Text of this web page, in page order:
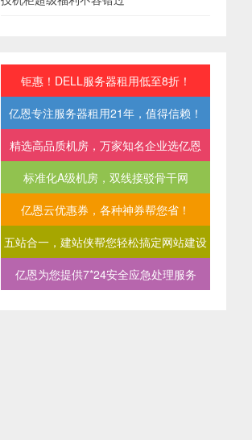
钜惠！DELL服务器租用低至8折！
亿恩专注服务器租用21年，值得信赖！
精选高品质机房，万家知名企业选亿恩
标准化A级机房，双线接驳骨干网
亿恩云优惠券，各种神券帮您省！
五站合一，建站侠帮您轻松搞定网站建设
亿恩为您提供7*24安全应急处理服务